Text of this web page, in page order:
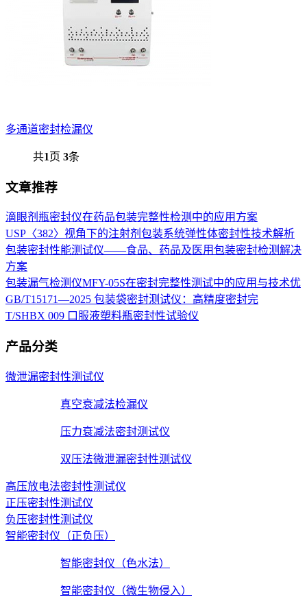
多通道密封检漏仪
共1页 3条
文章推荐
滴眼剂瓶密封仪在药品包装完整性检测中的应用方案
USP〈382〉视角下的注射剂包装系统弹性体密封性技术解析
包装密封性能测试仪——食品、药品及医用包装密封检测解决
方案
包装漏气检测仪MFY-05S在密封完整性测试中的应用与技术优
GB/T15171—2025 包装袋密封测试仪：高精度密封完
T/SHBX 009 口服液塑料瓶密封性试验仪
产品分类
微泄漏密封性测试仪
真空衰减法检漏仪
压力衰减法密封测试仪
双压法微泄漏密封性测试仪
高压放电法密封性测试仪
正压密封性测试仪
负压密封性测试仪
智能密封仪（正负压）
智能密封仪（色水法）
智能密封仪（微生物侵入）